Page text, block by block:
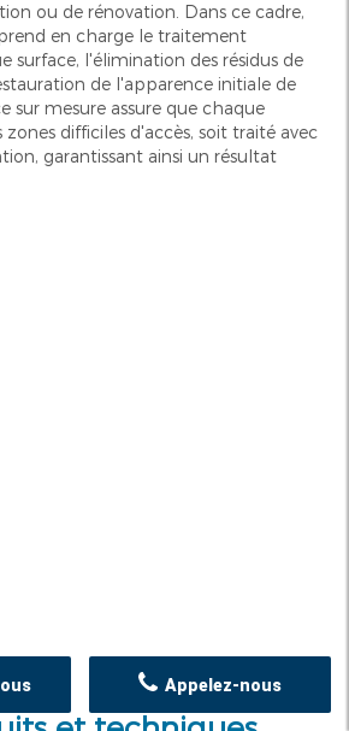
ou de rénovation. Dans ce cadre,
en charge le traitement
surface, l'élimination des résidus de
de l'apparence initiale de
sur mesure assure que chaque
difficiles d'accès, soit traité avec
garantissant ainsi un résultat
Appelez-nous